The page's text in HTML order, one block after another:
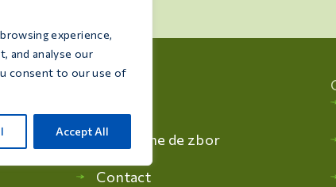
experience,
and analyse our
consent to our use of
Accept AllPrograme de zbor
Contact